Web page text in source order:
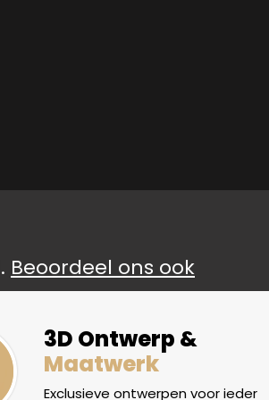
. Beoordeel ons ook
3D Ontwerp &
Maatwerk
Exclusieve ontwerpen voor ieder